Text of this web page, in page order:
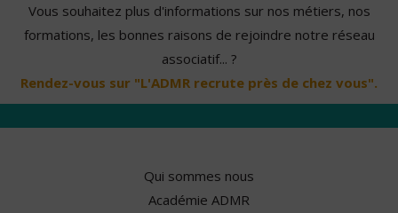
Vous souhaitez plus d'informations sur nos métiers, nos
formations, les bonnes raisons de rejoindre notre réseau
associatif... ?
Rendez-vous sur "L'ADMR recrute près de chez vous".
Qui sommes nous
Académie ADMR